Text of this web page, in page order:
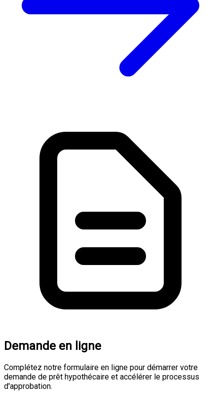
Demande en ligne
Complétez notre formulaire en ligne pour démarrer votre
demande de prêt hypothécaire et accélérer le processus
d'approbation.